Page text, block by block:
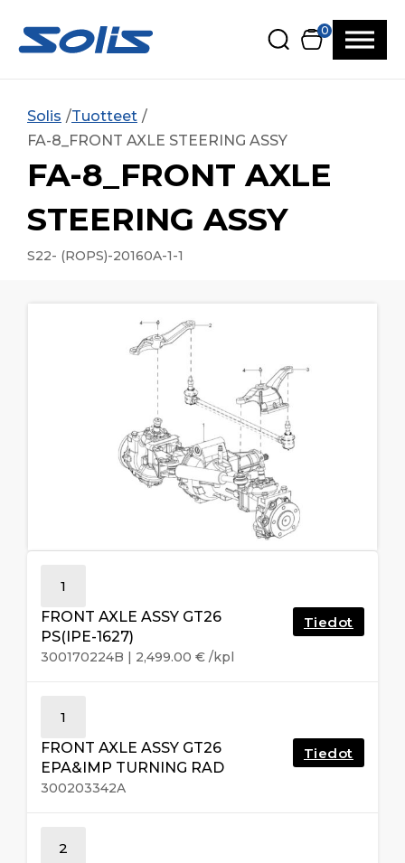
0
Solis
Tuotteet
FA-8_FRONT AXLE STEERING ASSY
FA-8_FRONT AXLE
STEERING ASSY
S22- (ROPS)-20160A-1-1
1
FRONT AXLE ASSY GT26
PS(IPE-1627)
300170224B | 2,499.00 € /kpl
Tiedot
1
FRONT AXLE ASSY GT26
EPA&IMP TURNING RAD
300203342A
Tiedot
2